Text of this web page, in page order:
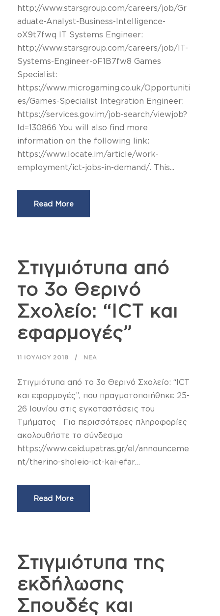
http://www.starsgroup.com/careers/job/Gr
aduate-Analyst-Business-Intelligence-
oX9t7fwq IT Systems Engineer:
http://www.starsgroup.com/careers/job/IT-
Systems-Engineer-oF1B7fw8 Games
Specialist:
https://www.microgaming.co.uk/Opportuniti
es/Games-Specialist Integration Engineer:
https://services.gov.im/job-search/viewjob?
Id=130866 You will also find more
information on the following link:
https://www.locate.im/article/work-
employment/ict-jobs-in-demand/. This...
Read More
Στιγμιότυπα από
το 3ο Θερινό
Σχολείο: “ICT και
εφαρμογές”
11 ΙΟΥΛΊΟΥ 2018 ΝΈΑ
Στιγμιότυπα από το 3ο Θερινό Σχολείο: “ICT
και εφαρμογές”, που πραγματοποιήθηκε 25-
26 Ιουνίου στις εγκαταστάσεις του
Τμήματος Για περισσότερες πληροφορίες
ακολουθήστε το σύνδεσμο
https://www.ceid.upatras.gr/el/announceme
nt/therino-sholeio-ict-kai-efar…
Read More
Στιγμιότυπα της
εκδήλωσης
Σπουδές και